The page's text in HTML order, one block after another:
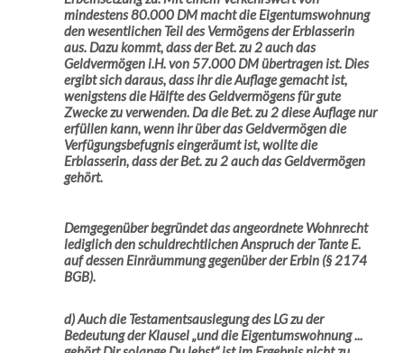
mindestens 80.000 DM macht die Eigentumswohnung
den wesentlichen Teil des Vermögens der Erblasserin
aus. Dazu kommt, dass der Bet. zu 2 auch das
Geldvermögen i.H. von 57.000 DM übertragen ist. Dies
ergibt sich daraus, dass ihr die Auflage gemacht ist,
wenigstens die Hälfte des Geldvermögens für gute
Zwecke zu verwenden. Da die Bet. zu 2 diese Auflage nur
erfüllen kann, wenn ihr über das Geldvermögen die
Verfügungsbefugnis eingeräumt ist, wollte die
Erblasserin, dass der Bet. zu 2 auch das Geldvermögen
gehört.
Demgegenüber begründet das angeordnete Wohnrecht
lediglich den schuldrechtlichen Anspruch der Tante E.
auf dessen Einräummung gegenüber der Erbin (§ 2174
BGB).
d) Auch die Testamentsauslegung des LG zu der
Bedeutung der Klausel „und die Eigentumswohnung ...